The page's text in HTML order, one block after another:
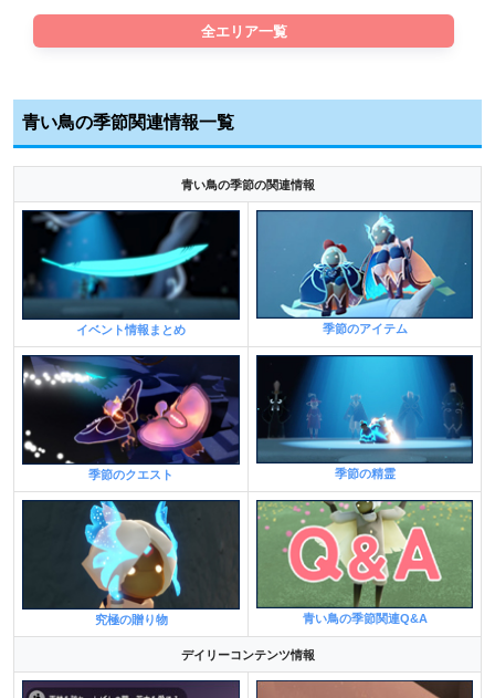
全エリア一覧
青い鳥の季節関連情報一覧
青い鳥の季節の関連情報
イベント情報まとめ 季節のアイテム
季節のクエスト 季節の精霊
究極の贈り物 青い鳥の季節関連Q&A
デイリーコンテンツ情報